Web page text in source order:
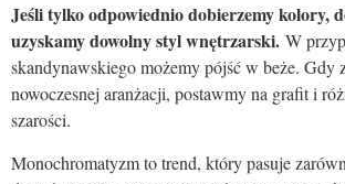
Jeśli tylko odpowiednio dobierzemy kolory,
uzyskamy dowolny styl wnętrzarski. W
skandynawskiego możemy pójść w beże. Gdy
nowoczesnej aranżacji, postawmy na grafit i
szarości.
Monochromatyzm to trend, który pasuje